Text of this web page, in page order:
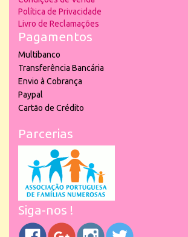
Política de Privacidade
Livro de Reclamações
Pagamentos
Multibanco
Transferência Bancária
Envio à Cobrança
Paypal
Cartão de Crédito
Parcerias
Siga-nos !